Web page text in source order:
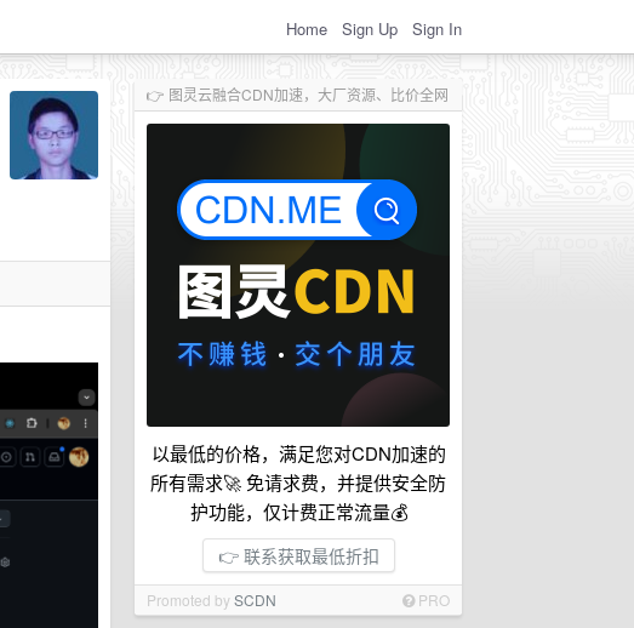
Home Sign Up Sign In
👉 图灵云融合CDN加速，大厂资源、比价全网
以最低的价格，满足您对CDN加速的
所有需求🚀 免请求费，并提供安全防
护功能，仅计费正常流量💰
👉 联系获取最低折扣
Promoted bySCDN PRO